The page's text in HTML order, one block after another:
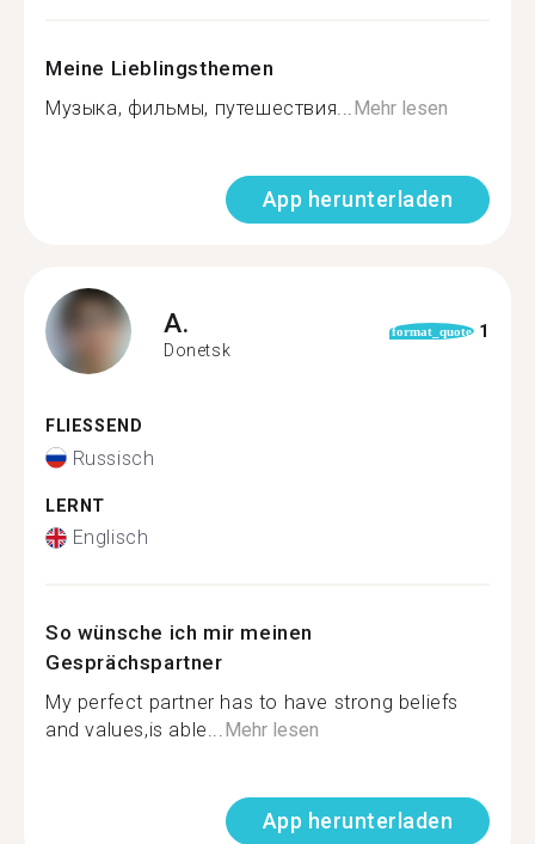
Meine Lieblingsthemen
Музыка, фильмы, путешествия...Mehr lesen
App herunterladen
A.
Donetsk
format_quote 1
FLIESSEND
Russisch
LERNT
Englisch
So wünsche ich mir meinen
Gesprächspartner
My perfect partner has to have strong beliefs
and values,is able...Mehr lesen
App herunterladen